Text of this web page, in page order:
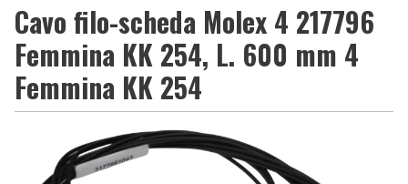
Cavo filo-scheda Molex 4 217796
Femmina KK 254, L. 600 mm 4
Femmina KK 254